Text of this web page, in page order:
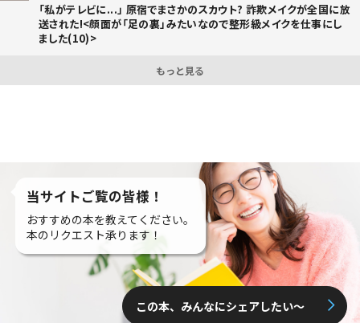
「私がテレビに...」 原宿でまさかのスカウト? 詐欺メイクが全国に放
送された!<顔面が「足の裏」みたいなので整形級メイクを仕事にし
ました(10)>
もっと見る
当サイトご覧の皆様！
おすすめの本を教えてください。
本のリクエスト承ります！
この本、みんなにシェアしたい〜